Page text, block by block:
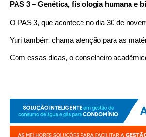
PAS 3 – Genética, fisiologia humana e
O PAS 3, que acontece no dia 30 de
Yuri também chama atenção para as
Com essas dicas, o conselheiro